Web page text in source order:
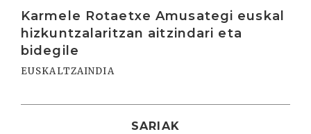
Karmele Rotaetxe Amusategi euskal
hizkuntzalaritzan aitzindari eta
bidegile
EUSKALTZAINDIA
SARIAK